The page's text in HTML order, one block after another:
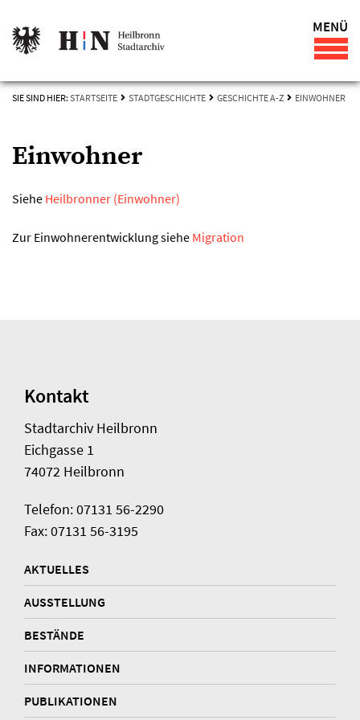
MENÜ
SIE SIND HIER: STARTSEITE STADTGESCHICHTE GESCHICHTE A-Z EINWOHNER
Einwohner
Siehe Heilbronner (Einwohner)
Zur Einwohnerentwicklung siehe Migration
Kontakt
Stadtarchiv Heilbronn
Eichgasse 1
74072 Heilbronn
Telefon: 07131 56-2290
Fax: 07131 56-3195
AKTUELLES
AUSSTELLUNG
BESTÄNDE
INFORMATIONEN
PUBLIKATIONEN